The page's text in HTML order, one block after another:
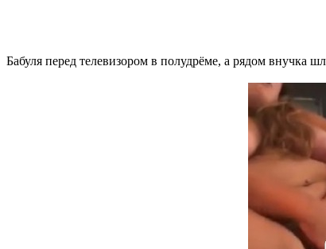
Бабуля перед телевизором в полудрёме, а рядом внучка